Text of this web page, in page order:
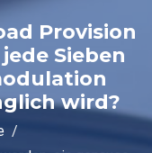
Provision
Sieben
wird?